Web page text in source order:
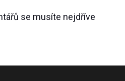
se musíte nejdříve